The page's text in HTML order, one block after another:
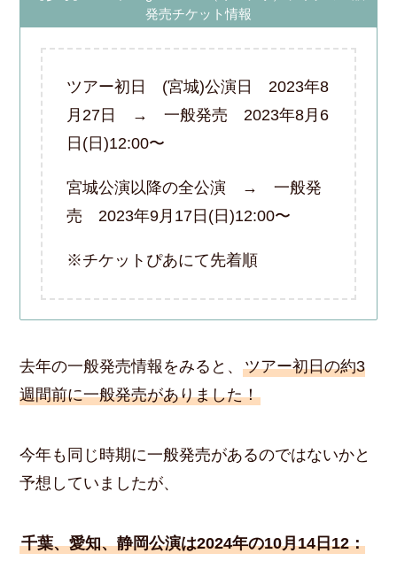
発売チケット情報
ツアー初日 (宮城)公演日 2023年8
月27日 → 一般発売 2023年8月6
日(日)12:00〜
宮城公演以降の全公演 → 一般発
売 2023年9月17日(日)12:00〜
※チケットぴあにて先着順
去年の一般発売情報をみると、ツアー初日の約3
週間前に一般発売がありました！
今年も同じ時期に一般発売があるのではないかと
予想していましたが、
千葉、愛知、静岡公演は2024年の10月14日12：